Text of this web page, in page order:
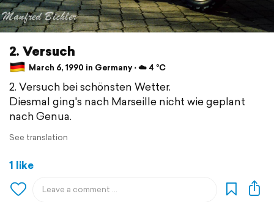
2. Versuch
March 6, 1990 in Germany ⋅ ☁️ 4 °C
2. Versuch bei schönsten Wetter.
Diesmal ging's nach Marseille nicht wie geplant
nach Genua.
See translation
1 like